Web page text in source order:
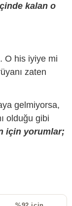
kalan o
O his iyiye mi
zaten
gelmiyorsa,
olduğu gibi
için yorumlar;